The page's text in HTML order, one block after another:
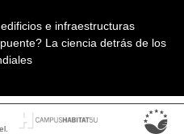
e infraestructuras
La ciencia detrás de los